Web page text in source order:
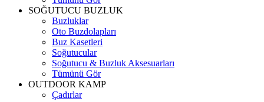
SOĞUTUCU BUZLUK
Buzluklar
Oto Buzdolapları
Buz Kasetleri
Soğutucular
Soğutucu & Buzluk Aksesuarları
Tümünü Gör
OUTDOOR KAMP
Çadırlar